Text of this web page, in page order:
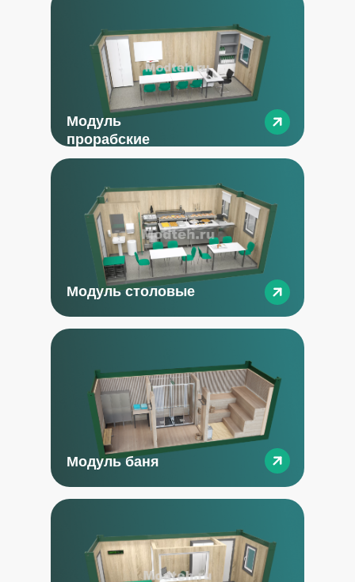
Модуль баня
Модуль столовые
Модуль
прорабские